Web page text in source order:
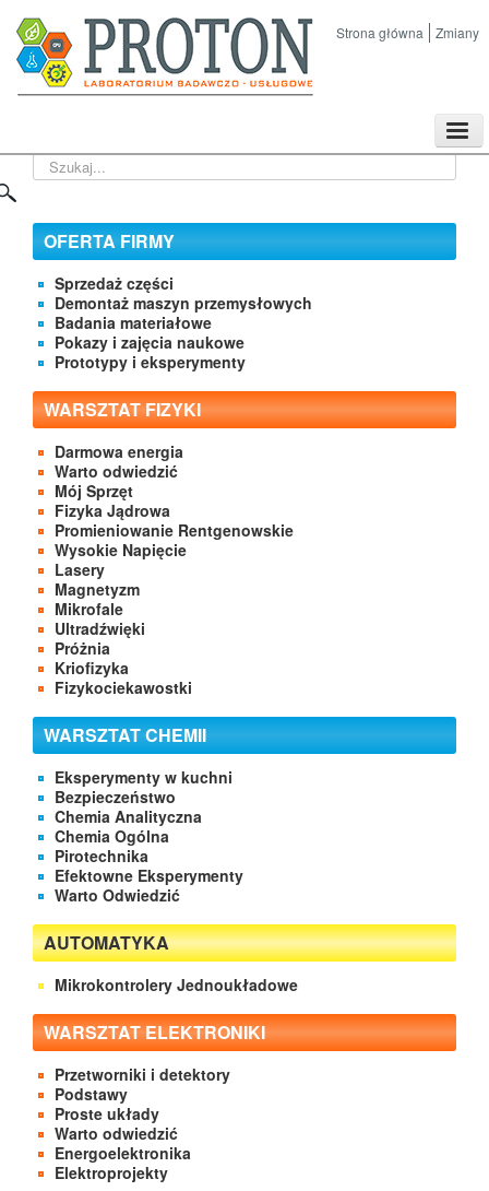
Strona główna Zmiany
Kontakt
Szukaj...
OFERTA FIRMY
Sprzedaż części
Demontaż maszyn przemysłowych
Badania materiałowe
Pokazy i zajęcia naukowe
Prototypy i eksperymenty
WARSZTAT FIZYKI
Darmowa energia
Warto odwiedzić
Mój Sprzęt
Fizyka Jądrowa
Promieniowanie Rentgenowskie
Wysokie Napięcie
Lasery
Magnetyzm
Mikrofale
Ultradźwięki
Próżnia
Kriofizyka
Fizykociekawostki
WARSZTAT CHEMII
Eksperymenty w kuchni
Bezpieczeństwo
Chemia Analityczna
Chemia Ogólna
Pirotechnika
Efektowne Eksperymenty
Warto Odwiedzić
AUTOMATYKA
Mikrokontrolery Jednoukładowe
WARSZTAT ELEKTRONIKI
Przetworniki i detektory
Podstawy
Proste układy
Warto odwiedzić
Energoelektronika
Elektroprojekty